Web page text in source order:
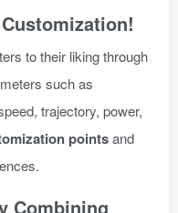
to their liking through
such as
trajectory, power,
pointsand
Combining